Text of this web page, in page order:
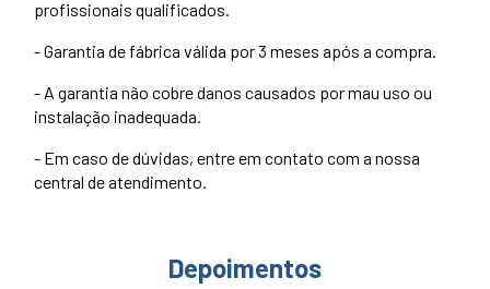
profissionais qualificados.
- Garantia de fábrica válida por 3 meses após a compra.
- A garantia não cobre danos causados por mau uso ou
instalação inadequada.
- Em caso de dúvidas, entre em contato com a nossa
central de atendimento.
Depoimentos